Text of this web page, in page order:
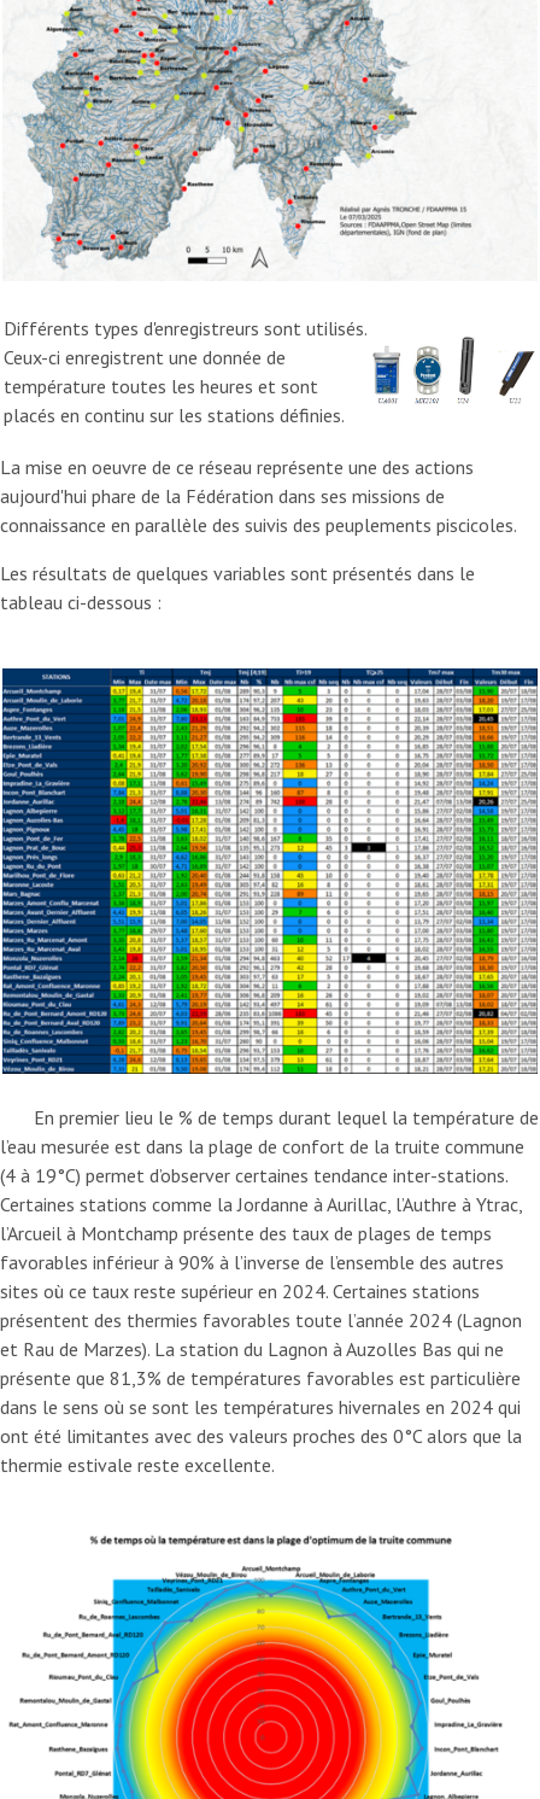
Différents types d'enregistreurs sont utilisés.
Ceux-ci enregistrent une donnée de
température toutes les heures et sont
placés en continu sur les stations définies.
La mise en oeuvre de ce réseau représente une des actions
aujourd'hui phare de la Fédération dans ses missions de
connaissance en parallèle des suivis des peuplements piscicoles.
Les résultats de quelques variables sont présentés dans le
tableau ci-dessous :
En premier lieu le % de temps durant lequel la température de
l’eau mesurée est dans la plage de confort de la truite commune
(4 à 19°C) permet d’observer certaines tendance inter-stations.
Certaines stations comme la Jordanne à Aurillac, l’Authre à Ytrac,
l’Arcueil à Montchamp présente des taux de plages de temps
favorables inférieur à 90% à l’inverse de l’ensemble des autres
sites où ce taux reste supérieur en 2024. Certaines stations
présentent des thermies favorables toute l’année 2024 (Lagnon
et Rau de Marzes). La station du Lagnon à Auzolles Bas qui ne
présente que 81,3% de températures favorables est particulière
dans le sens où se sont les températures hivernales en 2024 qui
ont été limitantes avec des valeurs proches des 0°C alors que la
thermie estivale reste excellente.